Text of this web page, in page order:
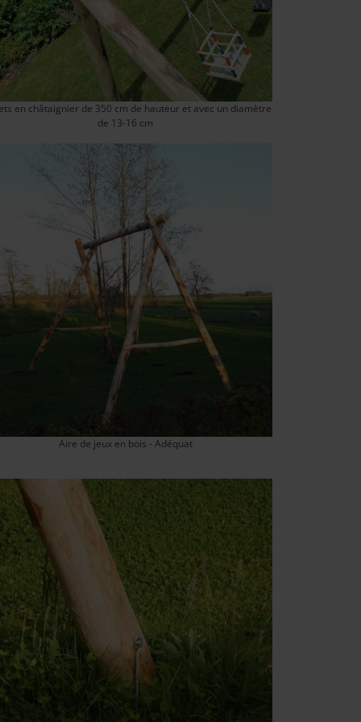
en châtaignier de 350 cm de hauteur et avec un diamètre
de 13-16 cm
Aire de jeux en bois - Adéquat